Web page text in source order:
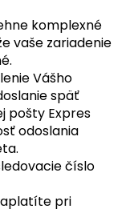
komplexné
vaše zariadenie
Vášho
späť
pošty Expres
odoslania
číslo
pri